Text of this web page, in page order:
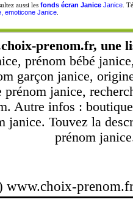
aussi les fonds écran JaniceJanice.
emoticone Janice.
prenom.fr, une
prénom bébé
garçon janice,
janice,
Autre infos :
janice. Touvez la
prénom
www.choix-